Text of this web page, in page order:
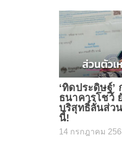
‘ทิดประดิษฐ์
ธนาคารโชว์
บริสุทธิ์ลั่นส่ว
นี้!
14 กรกฎาคม